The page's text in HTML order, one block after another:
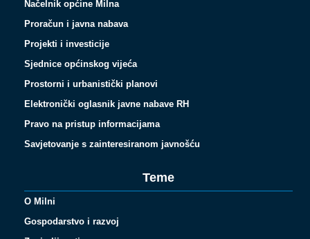
Načelnik općine Milna
Proračun i javna nabava
Projekti i investicije
Sjednice općinskog vijeća
Prostorni i urbanistički planovi
Elektronički oglasnik javne nabave RH
Pravo na pristup informacijama
Savjetovanje s zainteresiranom javnošću
Teme
O Milni
Gospodarstvo i razvoj